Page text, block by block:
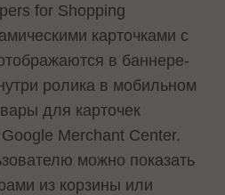
for Shopping
карточками с
в баннере-
ролика в мобильном
для карточек
Merchant Center.
можно показать
из корзины или